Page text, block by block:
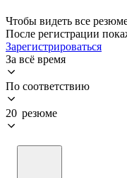
Чтобы видеть все
После регистрации
Зарегистрироваться
За всё время
По соответствию
20 резюме